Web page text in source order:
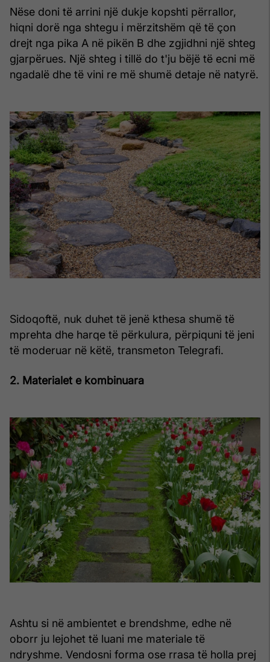
Nëse doni të arrini një dukje kopshti përrallor,
hiqni dorë nga shtegu i mërzitshëm që të çon
drejt nga pika A në pikën B dhe zgjidhni një shteg
gjarpërues. Një shteg i tillë do t'ju bëjë të ecni më
ngadalë dhe të vini re më shumë detaje në natyrë.
Sidoqoftë, nuk duhet të jenë kthesa shumë të
mprehta dhe harqe të përkulura, përpiquni të jeni
të moderuar në këtë, transmeton Telegrafi.
2. Materialet e kombinuara
Ashtu si në ambientet e brendshme, edhe në
oborr ju lejohet të luani me materiale të
ndryshme. Vendosni forma ose rrasa të holla prej